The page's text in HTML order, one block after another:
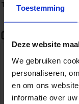
Toestemming
Deze website
We gebruiken
personaliseren,
en om ons
informatie over
Tags JAARREKENING
Over sbo
&